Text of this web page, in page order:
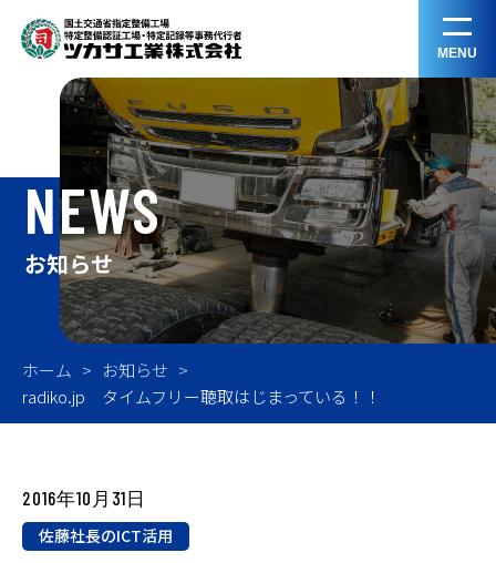
MENU
NEWS
お知らせ
ホーム
お知らせ
radiko.jp タイムフリー聴取はじまっている！！
2016年10月31日
佐藤社長のICT活用